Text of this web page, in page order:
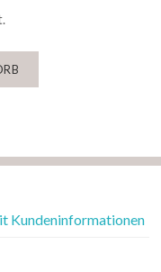
Kundeninformationen